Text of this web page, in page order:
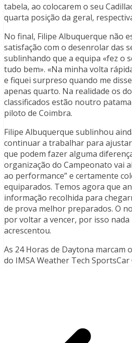
tabela, ao colocarem o seu
quarta posição da geral,
No final, Filipe Albuquerque não
satisfação com o desenrolar das
sublinhando que a equipa «fez o
tudo bem». «Na minha volta
e fiquei surpreso quando me
apenas quarto. Na realidade os
classificados estão noutro
piloto de Coimbra.
Filipe Albuquerque sublinhou
continuar a trabalhar para
que podem fazer alguma
organização do Campeonato vai
ao performance” e certamente
equiparados. Temos agora que
informação recolhida para
de prova melhor preparados. O
por voltar a vencer, por isso nada
acrescentou.
As 24 Horas de Daytona marcam
do IMSA Weather Tech